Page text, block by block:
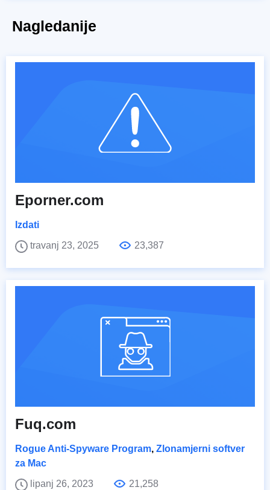
Nagledanije
Eporner.com
Izdati
travanj 23, 2025
23,387
Fuq.com
Rogue Anti-Spyware Program, Zlonamjerni softver
za Mac
lipanj 26, 2023
21,258